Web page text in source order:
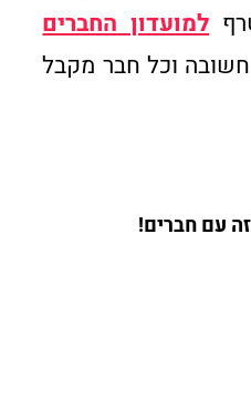
למועדון החברים
וכל חבר מקבל
עם חברים!